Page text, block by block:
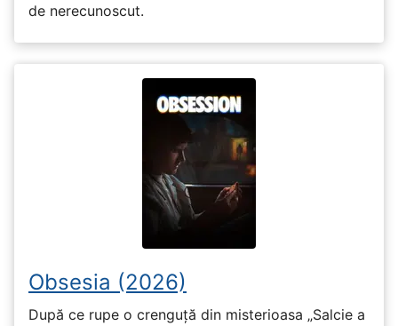
de nerecunoscut.
Obsesia (2026)
După ce rupe o crenguță din misterioasa „Salcie a